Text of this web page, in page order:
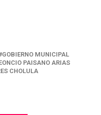
GOBIERNO MUNICIPAL
PAISANO ARIAS
CHOLULA